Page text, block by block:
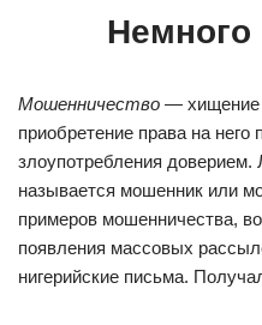
Немного
Мошенничество — хищение
приобретение права на
злоупотребления
называется мошенник или
примеров мошенничества,
появления массовых
нигерийские письма.